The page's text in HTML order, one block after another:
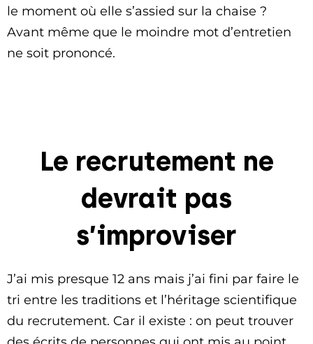
le moment où elle s’assied sur la chaise ?
Avant même que le moindre mot d’entretien
ne soit prononcé.
Le recrutement ne
devrait pas
s’improviser
J’ai mis presque 12 ans mais j’ai fini par faire le
tri entre les traditions et l’héritage scientifique
du recrutement. Car il existe : on peut trouver